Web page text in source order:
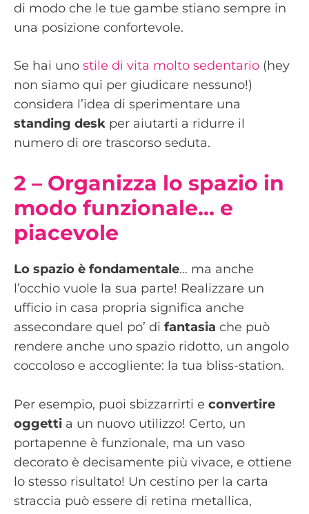
di modo che le tue gambe stiano sempre in
una posizione confortevole.
Se hai uno stile di vita molto sedentario (hey
non siamo qui per giudicare nessuno!)
considera l’idea di sperimentare una
standing desk per aiutarti a ridurre il
numero di ore trascorso seduta.
2 – Organizza lo spazio in
modo funzionale… e
piacevole
Lo spazio è fondamentale… ma anche
l’occhio vuole la sua parte! Realizzare un
ufficio in casa propria significa anche
assecondare quel po’ di fantasia che può
rendere anche uno spazio ridotto, un angolo
coccoloso e accogliente: la tua bliss-station.
Per esempio, puoi sbizzarrirti e convertire
oggetti a un nuovo utilizzo! Certo, un
portapenne è funzionale, ma un vaso
decorato è decisamente più vivace, e ottiene
lo stesso risultato! Un cestino per la carta
straccia può essere di retina metallica,